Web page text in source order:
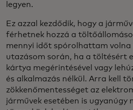
legyen.
Ez azzal kezdődik, hogy a
férhetnek hozzá a
mennyi időt spórolhattam volna
utazásom során, ha a töltésért
kártya megérintésével vagy
és alkalmazás nélkül. Arra kell
zökkenőmentességet az
járművek esetében is ugyanúgy